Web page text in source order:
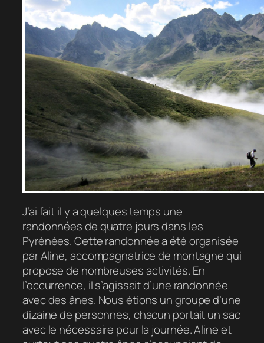
J’ai fait il y a quelques temps une
randonnées de quatre jours dans les
Pyrénées. Cette randonnée a été organisée
par Aline, accompagnatrice de montagne qui
propose de nombreuses activités. En
l’occurrence, il s’agissait d’une randonnée
avec des ânes. Nous étions un groupe d’une
dizaine de personnes, chacun portait un sac
avec le nécessaire pour la journée. Aline et